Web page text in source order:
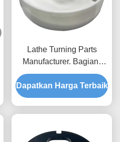
Lathe Turning Parts
Manufacturer. Bagian-
bagian Perunggu dan
Bagian-bagian
Aluminium
Dapatkan Harga Terbaik